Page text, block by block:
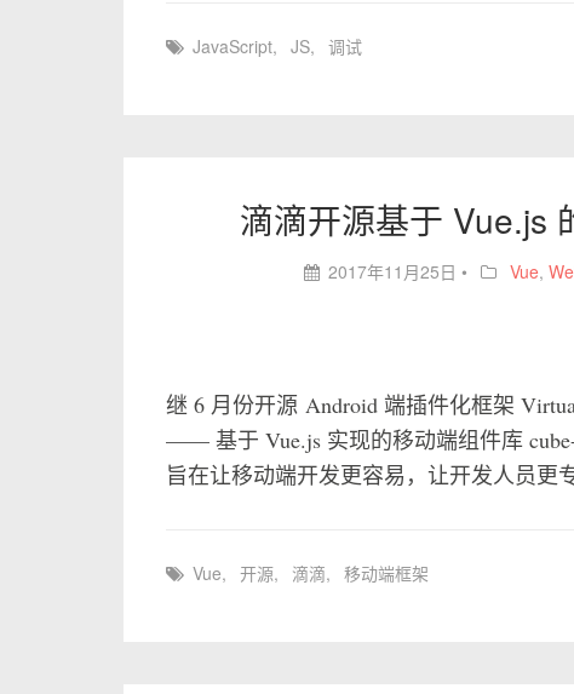
JavaScript, JS, 调试
滴滴开源基于 Vue.js
2017年11月25日 • Vue,
继 6 月份开源 Android 端插件化框架
—— 基于 Vue.js 实现的移动端组件库
旨在让移动端开发更容易，让开发人员
Vue, 开源, 滴滴, 移动端框架